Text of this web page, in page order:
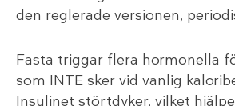
den reglerade versionen,
Fasta triggar flera hormonella
som INTE sker vid vanlig
Insulinet störtdyker, vilket